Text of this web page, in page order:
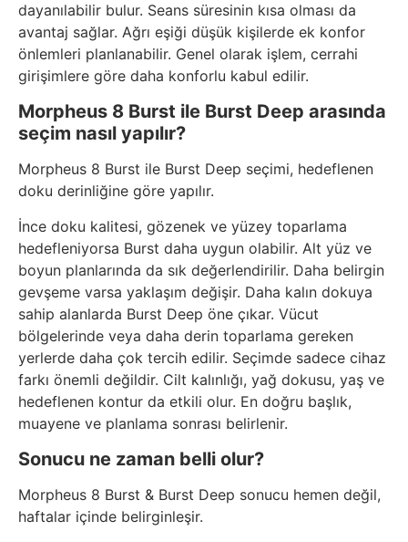
dayanılabilir bulur. Seans süresinin kısa olması da
avantaj sağlar. Ağrı eşiği düşük kişilerde ek konfor
önlemleri planlanabilir. Genel olarak işlem, cerrahi
girişimlere göre daha konforlu kabul edilir.
Morpheus 8 Burst ile Burst Deep arasında
seçim nasıl yapılır?
Morpheus 8 Burst ile Burst Deep seçimi, hedeflenen
doku derinliğine göre yapılır.
İnce doku kalitesi, gözenek ve yüzey toparlama
hedefleniyorsa Burst daha uygun olabilir. Alt yüz ve
boyun planlarında da sık değerlendirilir. Daha belirgin
gevşeme varsa yaklaşım değişir. Daha kalın dokuya
sahip alanlarda Burst Deep öne çıkar. Vücut
bölgelerinde veya daha derin toparlama gereken
yerlerde daha çok tercih edilir. Seçimde sadece cihaz
farkı önemli değildir. Cilt kalınlığı, yağ dokusu, yaş ve
hedeflenen kontur da etkili olur. En doğru başlık,
muayene ve planlama sonrası belirlenir.
Sonucu ne zaman belli olur?
Morpheus 8 Burst & Burst Deep sonucu hemen değil,
haftalar içinde belirginleşir.